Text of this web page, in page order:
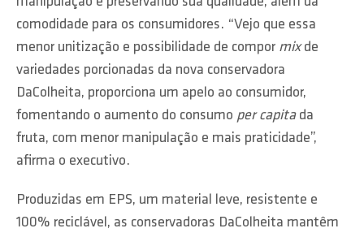
comodidade para os consumidores. “Vejo que essa
menor unitização e possibilidade de compor mixde
variedades porcionadas da nova conservadora
DaColheita, proporciona um apelo ao consumidor,
fomentando o aumento do consumo per capitada
fruta, com menor manipulação e mais praticidade”,
afirma o executivo.
Produzidas em EPS, um material leve, resistente e
100% reciclável, as conservadoras DaColheita mantêm